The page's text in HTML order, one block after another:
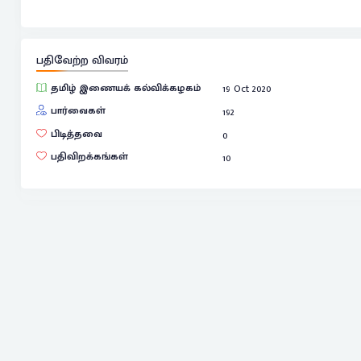
பதிவேற்ற விவரம்
தமிழ் இணையக் கல்விக்கழகம்
19 Oct 2020
பார்வைகள்
192
பிடித்தவை
0
பதிவிறக்கங்கள்
10